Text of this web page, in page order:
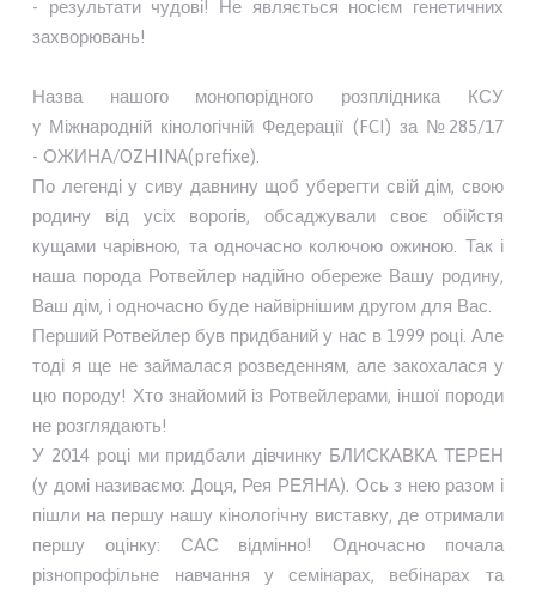
- результати чудові! Не являється носієм генетичних
захворювань!
Назва нашого монопорідного розплідника КСУ
y Міжнародній кінологічній Федерації (FCI) за №285/17
- ОЖИНА/OZHINA(prefixe).
По легенді у сиву давнину щоб уберегти свій дім, свою
родину від усіх ворогів, обсаджували своє обійстя
кущами чарівною, та одночасно колючою ожиною. Так і
наша порода Ротвейлер надійно обереже Вашу родину,
Ваш дім, і одночасно буде найвірнішим другом для Вас.
Перший Ротвейлер був придбаний у нас в 1999 році. Але
тоді я ще не займалася розведенням, але закохалася у
цю породу! Хто знайомий із Ротвейлерами, іншої породи
не розглядають!
У 2014 році ми придбали дівчинку БЛИСКАВКА ТЕРЕН
(у домі називаємо: Доця, Рея РЕЯНА). Ось з нею разом і
пішли на першу нашу кінологічну виставку, де отримали
першу оцінку: САС відмінно! Одночасно почала
різнопрофільне навчання у семінарах, вебінарах та